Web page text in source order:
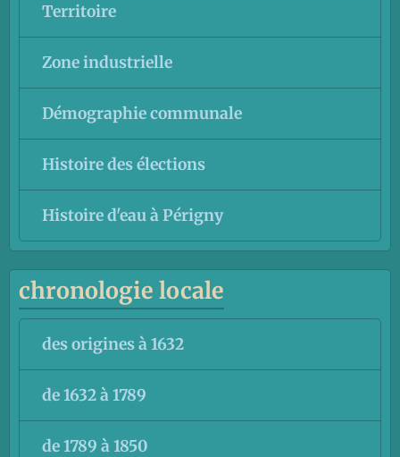
Territoire
Zone industrielle
Démographie communale
Histoire des élections
Histoire d'eau à Périgny
chronologie locale
des origines à 1632
de 1632 à 1789
de 1789 à 1850